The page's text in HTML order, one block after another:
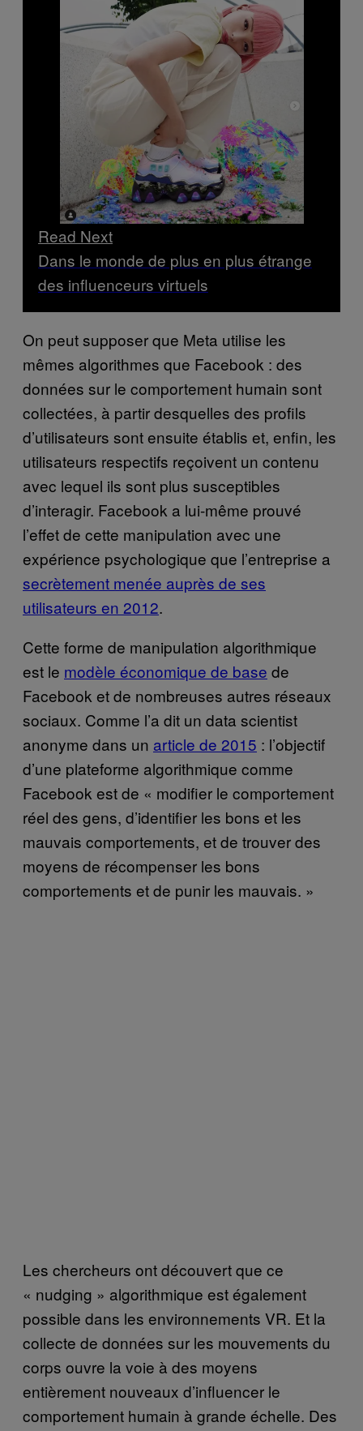
Read Next
Dans le monde de plus en plus étrange
des influenceurs virtuels
On peut supposer que Meta utilise les
mêmes algorithmes que Facebook : des
données sur le comportement humain sont
collectées, à partir desquelles des profils
d’utilisateurs sont ensuite établis et, enfin, les
utilisateurs respectifs reçoivent un contenu
avec lequel ils sont plus susceptibles
d’interagir. Facebook a lui-même prouvé
l’effet de cette manipulation avec une
expérience psychologique que l’entreprise a
secrètement menée auprès de ses
utilisateurs en 2012.
Cette forme de manipulation algorithmique
est le modèle économique de base de
Facebook et de nombreuses autres réseaux
sociaux. Comme l’a dit un data scientist
anonyme dans un article de 2015 : l’objectif
d’une plateforme algorithmique comme
Facebook est de « modifier le comportement
réel des gens, d’identifier les bons et les
mauvais comportements, et de trouver des
moyens de récompenser les bons
comportements et de punir les mauvais. »
Les chercheurs ont découvert que ce
« nudging » algorithmique est également
possible dans les environnements VR. Et la
collecte de données sur les mouvements du
corps ouvre la voie à des moyens
entièrement nouveaux d’influencer le
comportement humain à grande échelle. Des